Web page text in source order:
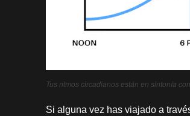
Tus ritmos circadianos están en sintonía
Si alguna vez has viajado a